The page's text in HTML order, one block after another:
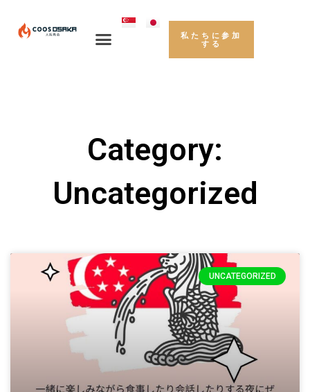
私たちに参加
する
Category:
Uncategorized
UNCATEGORIZED